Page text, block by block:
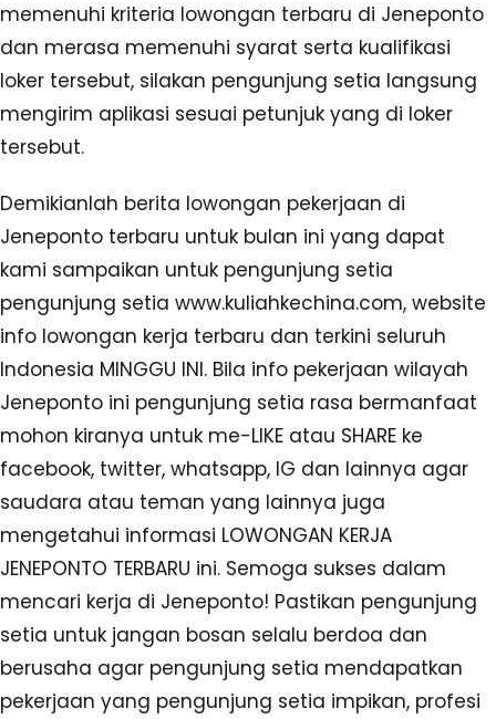
memenuhi kriteria lowongan terbaru di Jeneponto
dan merasa memenuhi syarat serta kualifikasi
loker tersebut, silakan pengunjung setia langsung
mengirim aplikasi sesuai petunjuk yang di loker
tersebut.
Demikianlah berita lowongan pekerjaan di
Jeneponto terbaru untuk bulan ini yang dapat
kami sampaikan untuk pengunjung setia
pengunjung setia www.kuliahkechina.com, website
info lowongan kerja terbaru dan terkini seluruh
Indonesia MINGGU INI. Bila info pekerjaan wilayah
Jeneponto ini pengunjung setia rasa bermanfaat
mohon kiranya untuk me-LIKE atau SHARE ke
facebook, twitter, whatsapp, IG dan lainnya agar
saudara atau teman yang lainnya juga
mengetahui informasi LOWONGAN KERJA
JENEPONTO TERBARU ini. Semoga sukses dalam
mencari kerja di Jeneponto! Pastikan pengunjung
setia untuk jangan bosan selalu berdoa dan
berusaha agar pengunjung setia mendapatkan
pekerjaan yang pengunjung setia impikan, profesi